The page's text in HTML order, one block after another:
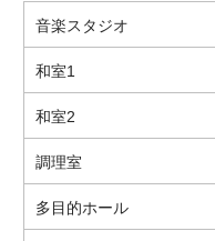
音楽スタジオ
和室1
和室2
調理室
多目的ホール